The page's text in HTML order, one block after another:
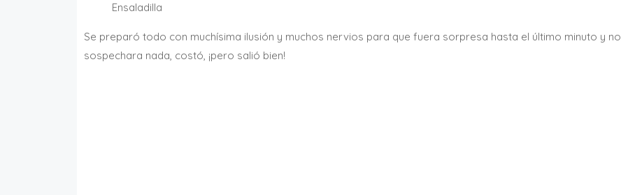
Ensaladilla
Se preparó todo con muchísima ilusión y muchos nervios para que fuera sorpresa hasta el último minuto y no
sospechara nada, costó, ¡pero salió bien!